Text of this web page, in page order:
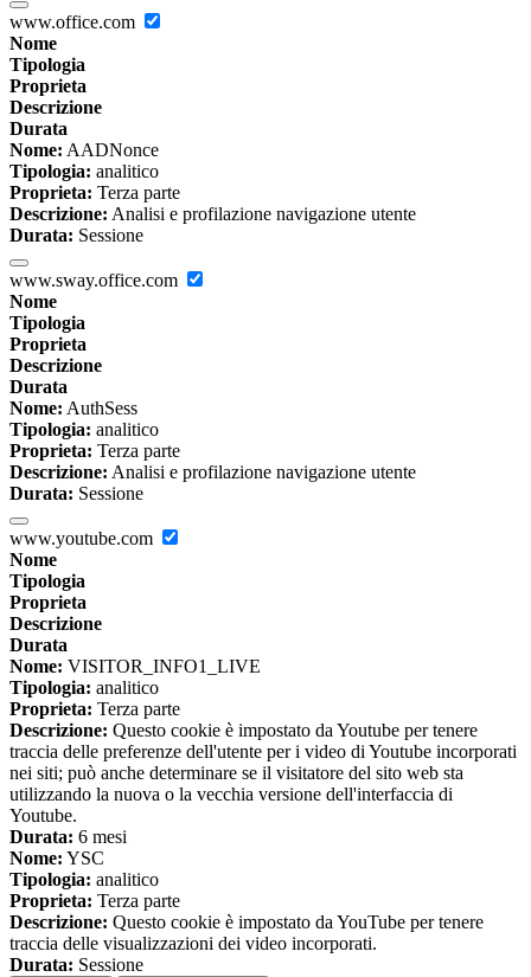
www.office.com
Nome
Tipologia
Proprieta
Descrizione
Durata
Nome: AADNonce
Tipologia: analitico
Proprieta: Terza parte
Descrizione: Analisi e profilazione navigazione utente
Durata: Sessione
www.sway.office.com
Nome
Tipologia
Proprieta
Descrizione
Durata
Nome: AuthSess
Tipologia: analitico
Proprieta: Terza parte
Descrizione: Analisi e profilazione navigazione utente
Durata: Sessione
www.youtube.com
Nome
Tipologia
Proprieta
Descrizione
Durata
Nome: VISITOR_INFO1_LIVE
Tipologia: analitico
Proprieta: Terza parte
Descrizione: Questo cookie è impostato da Youtube per tenere
traccia delle preferenze dell'utente per i video di Youtube incorporati
nei siti; può anche determinare se il visitatore del sito web sta
utilizzando la nuova o la vecchia versione dell'interfaccia di
Youtube.
Durata: 6 mesi
Nome: YSC
Tipologia: analitico
Proprieta: Terza parte
Descrizione: Questo cookie è impostato da YouTube per tenere
traccia delle visualizzazioni dei video incorporati.
Durata: Sessione